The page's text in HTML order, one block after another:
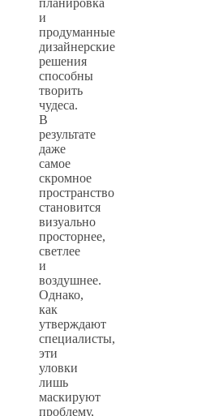
планировка
и
продуманные
дизайнерские
решения
способны
творить
чудеса.
В
результате
даже
самое
скромное
пространство
становится
визуально
просторнее,
светлее
и
воздушнее.
Однако,
как
утверждают
специалисты,
эти
уловки
лишь
маскируют
проблему,